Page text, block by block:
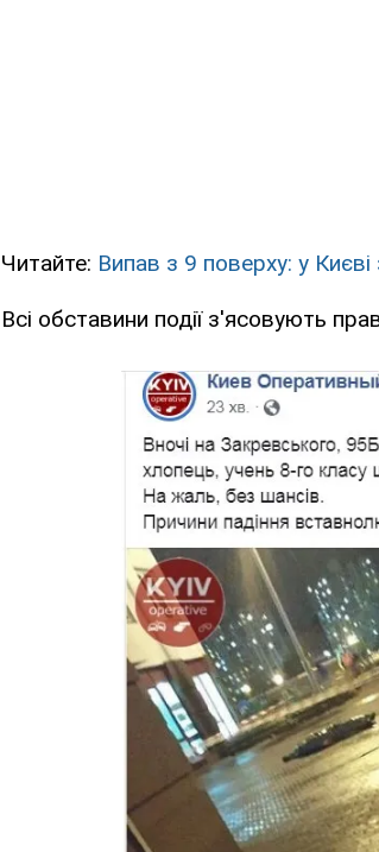
Читайте: Випав з 9 поверху: у
Всі обставини події з'ясовують